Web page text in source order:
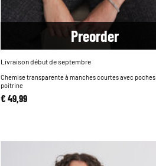
Preorder
Livraison début de septembre
Chemise transparente à manches courtes avec poches
poitrine
€ 49,99